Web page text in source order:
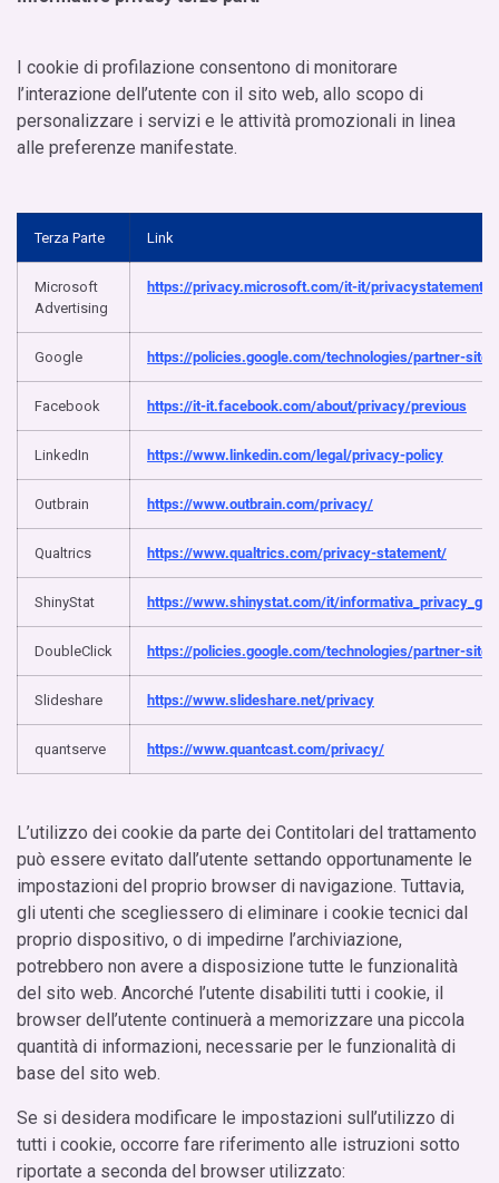
I cookie di profilazione consentono di monitorare
l’interazione dell’utente con il sito web, allo scopo di
personalizzare i servizi e le attività promozionali in linea
alle preferenze manifestate.
Terza Parte Link
Microsoft
Advertising
https://privacy.microsoft.com/it-it/privacystatement
Google https://policies.google.com/technologies/partner-sites
Facebook https://it-it.facebook.com/about/privacy/previous
LinkedIn https://www.linkedin.com/legal/privacy-policy
Outbrain https://www.outbrain.com/privacy/
Qualtrics https://www.qualtrics.com/privacy-statement/
ShinyStat https://www.shinystat.com/it/
DoubleClick https://policies.google.com/technologies/partner-sites
Slideshare https://www.slideshare.net/privacy
quantserve https://www.quantcast.com/privacy/
L’utilizzo dei cookie da parte dei Contitolari del trattamento
può essere evitato dall’utente settando opportunamente le
impostazioni del proprio browser di navigazione. Tuttavia,
gli utenti che scegliessero di eliminare i cookie tecnici dal
proprio dispositivo, o di impedirne l’archiviazione,
potrebbero non avere a disposizione tutte le funzionalità
del sito web. Ancorché l’utente disabiliti tutti i cookie, il
browser dell’utente continuerà a memorizzare una piccola
quantità di informazioni, necessarie per le funzionalità di
base del sito web.
Se si desidera modificare le impostazioni sull’utilizzo di
tutti i cookie, occorre fare riferimento alle istruzioni sotto
riportate a seconda del browser utilizzato: